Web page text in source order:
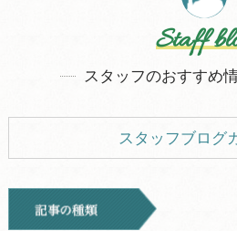
Staff
スタッフのおすすめ
スタッフブログ
お知らせ